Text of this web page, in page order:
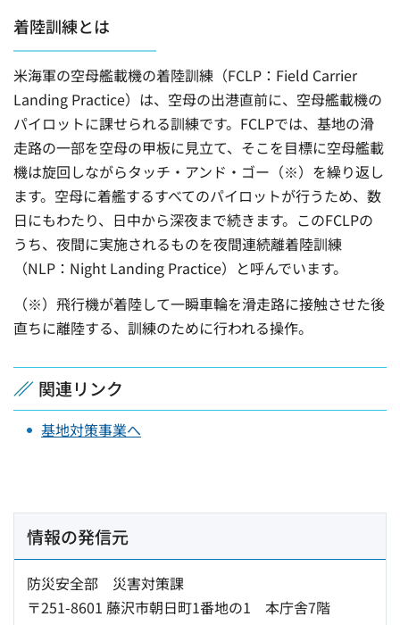
着陸訓練とは
米海軍の空母艦載機の着陸訓練（FCLP：Field Carrier
Landing Practice）は、空母の出港直前に、空母艦載機の
パイロットに課せられる訓練です。FCLPでは、基地の滑
走路の一部を空母の甲板に見立て、そこを目標に空母艦載
機は旋回しながらタッチ・アンド・ゴー（※）を繰り返し
ます。空母に着艦するすべてのパイロットが行うため、数
日にもわたり、日中から深夜まで続きます。このFCLPの
うち、夜間に実施されるものを夜間連続離着陸訓練
（NLP：Night Landing Practice）と呼んでいます。
（※）飛行機が着陸して一瞬車輪を滑走路に接触させた後
直ちに離陸する、訓練のために行われる操作。
関連リンク
基地対策事業へ
情報の発信元
防災安全部 災害対策課
〒251-8601 藤沢市朝日町1番地の1 本庁舎7階